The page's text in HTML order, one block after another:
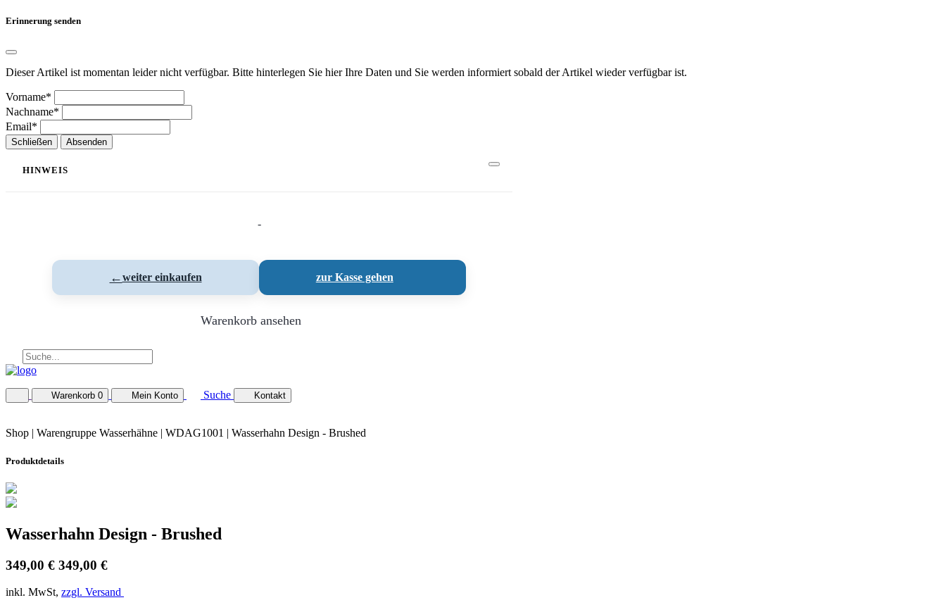
Erinnerung senden
Dieser Artikel ist momentan leider nicht verfügbar. Bitte hinterlegen Sie hier Ihre Daten und Sie werden informiert sobald der Artikel wieder verfügbar ist.
Vorname*
Nachname*
Email*
Schließen Absenden
HINWEIS
-
←weiter einkaufen zur Kasse gehen
Warenkorb ansehen
Warenkorb 0 Mein Konto Suche Kontakt
Shop | Warengruppe Wasserhähne | WDAG1001 | Wasserhahn Design - Brushed
Produktdetails
Wasserhahn Design - Brushed
349,00 € 349,00 €
inkl. MwSt, zzgl. Versand